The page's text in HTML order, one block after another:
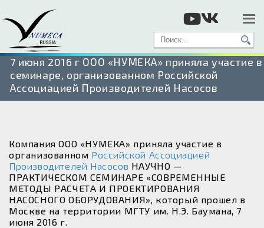
7 июня 2016 г ООО «НУМЕКА» приняла участие в
семинаре, организованном Российской
Ассоциацией Производителей Насосов
Компания ООО «НУМЕКА» приняла участие в
организованном Российской Ассоциацией
Производителей Насосов НАУЧНО —
ПРАКТИЧЕСКОМ СЕМИНАРЕ «СОВРЕМЕННЫЕ
МЕТОДЫ РАСЧЕТА И ПРОЕКТИРОВАНИЯ
НАСОСНОГО ОБОРУДОВАНИЯ», который прошел в
Москве на территории МГТУ им. Н.Э. Баумана, 7
июня 2016 г.